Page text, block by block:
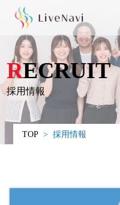
RECRUIT
採用情報
TOP >採用情報